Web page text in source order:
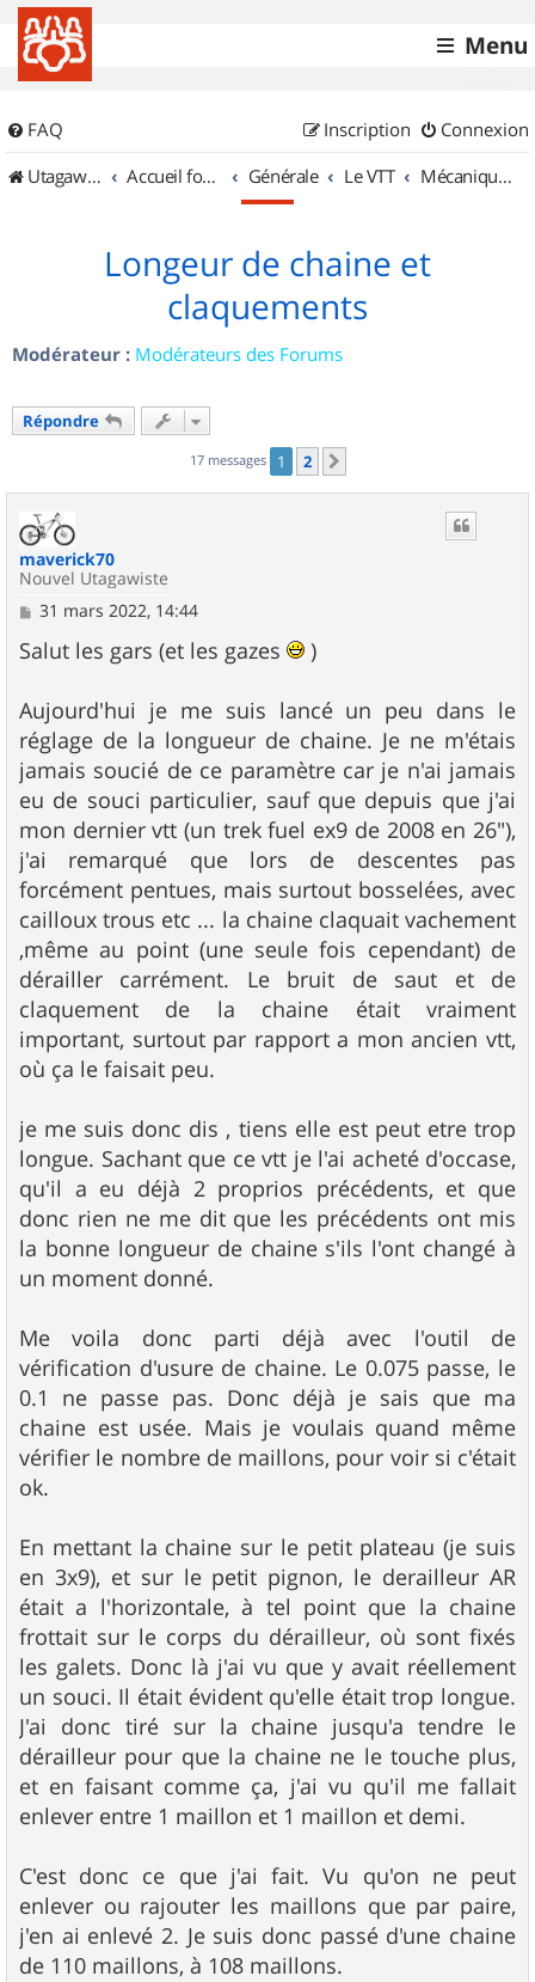
Menu
FAQ Connexion
Inscription
UtagawaVTT (Randos VTT et VTTAE avec traces GPS)
Accueil forum Générale Le VTT Mécanique et Entretiens
Longeur de chaine et
claquements
Modérateur : Modérateurs des Forums
Répondre
17 messages 1 2
maverick70
Nouvel Utagawiste
M
s
s
g
e
31 mars 2022, 14:44
Salut les gars (et les gazes )
Aujourd'hui je me suis lancé un peu dans le
réglage de la longueur de chaine. Je ne m'étais
jamais soucié de ce paramètre car je n'ai jamais
eu de souci particulier, sauf que depuis que j'ai
mon dernier vtt (un trek fuel ex9 de 2008 en 26"),
j'ai remarqué que lors de descentes pas
forcément pentues, mais surtout bosselées, avec
cailloux trous etc ... la chaine claquait vachement
,même au point (une seule fois cependant) de
dérailler carrément. Le bruit de saut et de
claquement de la chaine était vraiment
important, surtout par rapport a mon ancien vtt,
où ça le faisait peu.
je me suis donc dis , tiens elle est peut etre trop
longue. Sachant que ce vtt je l'ai acheté d'occase,
qu'il a eu déjà 2 proprios précédents, et que
donc rien ne me dit que les précédents ont mis
la bonne longueur de chaine s'ils l'ont changé à
un moment donné.
Me voila donc parti déjà avec l'outil de
vérification d'usure de chaine. Le 0.075 passe, le
0.1 ne passe pas. Donc déjà je sais que ma
chaine est usée. Mais je voulais quand même
vérifier le nombre de maillons, pour voir si c'était
ok.
En mettant la chaine sur le petit plateau (je suis
en 3x9), et sur le petit pignon, le derailleur AR
était a l'horizontale, à tel point que la chaine
frottait sur le corps du dérailleur, où sont fixés
les galets. Donc là j'ai vu que y avait réellement
un souci. Il était évident qu'elle était trop longue.
J'ai donc tiré sur la chaine jusqu'a tendre le
dérailleur pour que la chaine ne le touche plus,
et en faisant comme ça, j'ai vu qu'il me fallait
enlever entre 1 maillon et 1 maillon et demi.
C'est donc ce que j'ai fait. Vu qu'on ne peut
enlever ou rajouter les maillons que par paire,
j'en ai enlevé 2. Je suis donc passé d'une chaine
de 110 maillons, à 108 maillons.